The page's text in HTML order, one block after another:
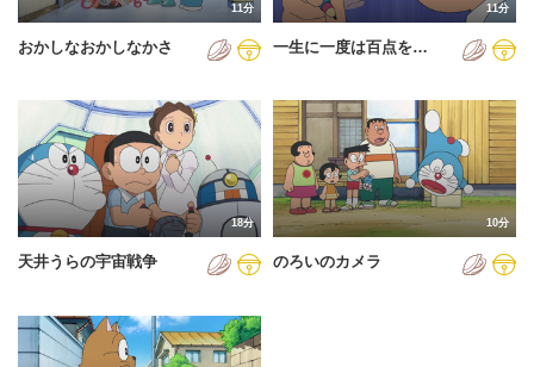
11分
おかしなおかしなかさ
11分
一生に一度は百点を…
18分
天井うらの宇宙戦争
10分
のろいのカメラ